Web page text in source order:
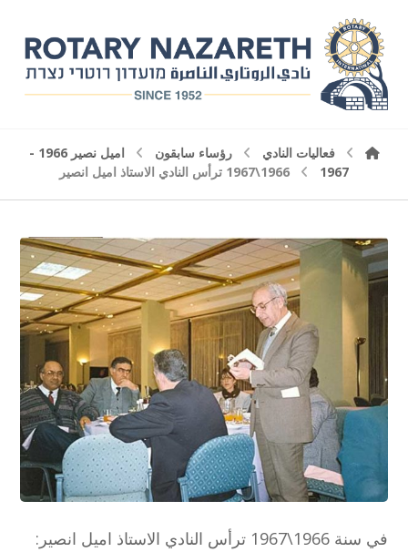
فعاليات النادي رؤساء سابقون
اميل نصير 1966 -
1967
1966\1967 ترأس النادي الاستاذ اميل انصير
في سنة 1966\1967 ترأس النادي الاستاذ اميل انصير: